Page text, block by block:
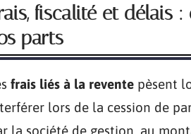
fiscalité et délais
parts
frais liés à la revente pèsent
lors de la cession de
la société de gestion, au